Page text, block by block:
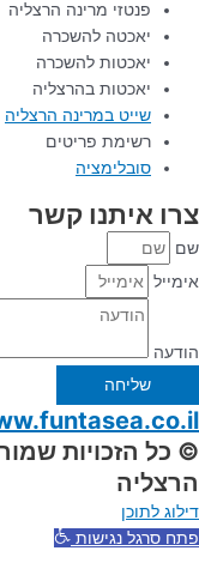
פנטזי מרינה הרצליה
יאכטה להשכרה
יאכטות להשכרה
יאכטות בהרצליה
שייט במרינה הרצליה
רשימת פריטים
סובלימציה
צרו איתנו קשר
שם
אימייל
הודעה
שליחה
© כל הזכויות
הרצליה
דילוג לתוכן
פתח סרגל נגישות